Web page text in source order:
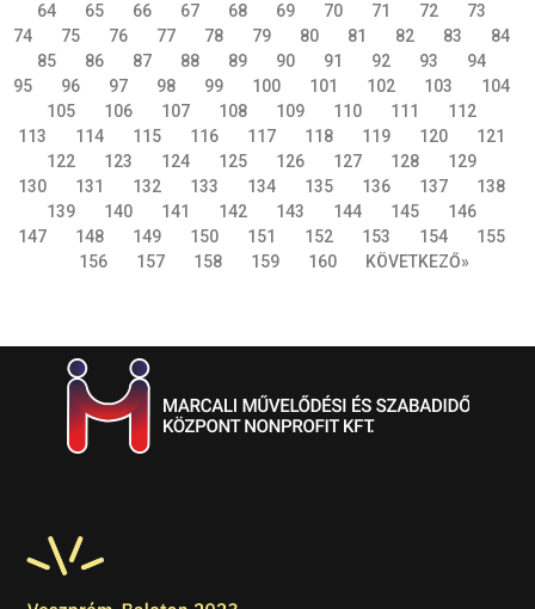
64
65 66 67 68 69 70 71 72
73
74
75 76 77 78 79 80 81 82 83
84
85
86 87 88 89 90 91 92 93
94
95
96 97 98 99 100 101 102 103
104
105
106 107 108 109 110 111
112
113
114 115 116 117 118 119 120
121
122
123 124 125 126 127 128
129
130
131 132 133 134 135 136 137
138
139
140 141 142 143 144 145
146
147
148 149 150 151 152 153 154
155
156
157 158 159 160 KÖVETKEZŐ»